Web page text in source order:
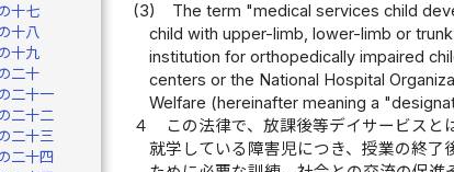
十七
十八
十九
二十
二十一
二十二
二十三
二十四
(3)
The term "medical services child
child with upper-limb, lower-limb or
institution for orthopedically impaired
centers or the National Hospital
Welfare (hereinafter meaning a
４
この法律で、放課後等デイサービスと
就学している障害児につき、授業の終